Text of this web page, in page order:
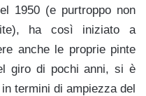
1950 (e purtroppo non
ha così iniziato a
anche le proprie pinte
giro di pochi anni, si è
termini di ampiezza del